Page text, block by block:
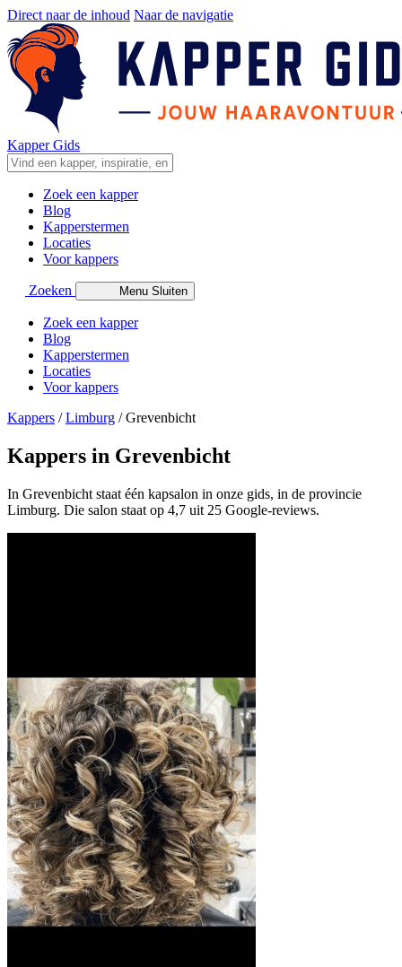
Direct naar de inhoud Naar de navigatie
Kapper Gids
Zoek een kapper
Blog
Kapperstermen
Locaties
Voor kappers
Zoeken Menu Sluiten
Zoek een kapper
Blog
Kapperstermen
Locaties
Voor kappers
Kappers /Limburg /Grevenbicht
Kappers in Grevenbicht
In Grevenbicht staat één kapsalon in onze gids, in de provincie
Limburg. Die salon staat op 4,7 uit 25 Google-reviews.